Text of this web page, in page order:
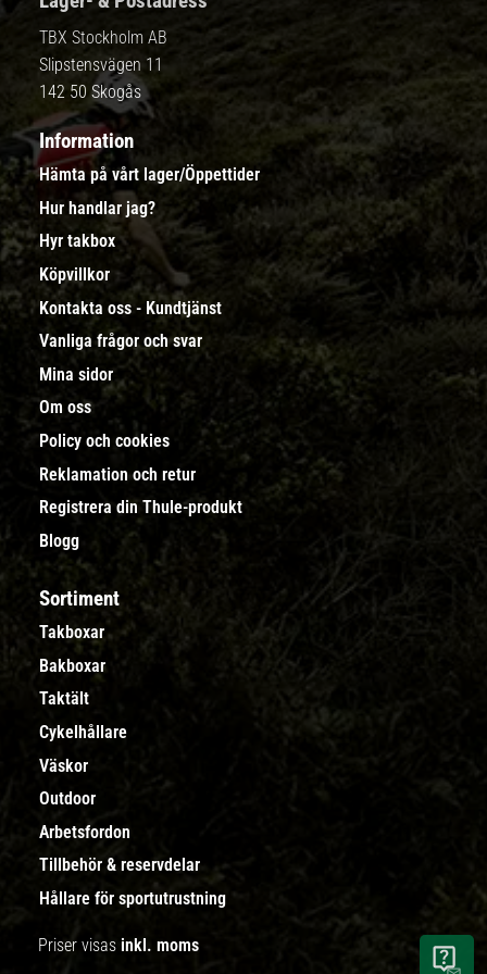
TBX Stockholm AB
Slipstensvägen 11
142 50 Skogås
Information
Hämta på vårt lager/Öppettider
Hur handlar jag?
Hyr takbox
Köpvillkor
Kontakta oss - Kundtjänst
Vanliga frågor och svar
Mina sidor
Om oss
Policy och cookies
Reklamation och retur
Registrera din Thule-produkt
Blogg
Sortiment
Takboxar
Bakboxar
Taktält
Cykelhållare
Väskor
Outdoor
Arbetsfordon
Tillbehör & reservdelar
Hållare för sportutrustning
Priser visas inkl. moms